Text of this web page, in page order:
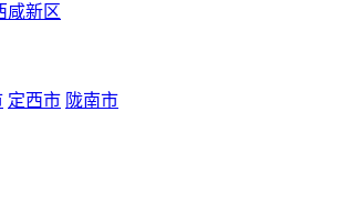
咸新区
定西市 陇南市